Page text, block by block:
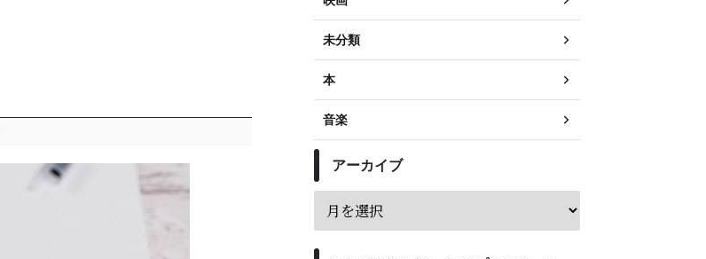
未分類
本
音楽
アーカイブ